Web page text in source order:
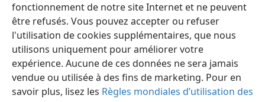
fonctionnement de notre site Internet et ne peuvent
être refusés. Vous pouvez accepter ou refuser
l'utilisation de cookies supplémentaires, que nous
utilisons uniquement pour améliorer votre
expérience. Aucune de ces données ne sera jamais
vendue ou utilisée à des fins de marketing. Pour en
savoir plus, lisez les Règles mondiales d’utilisation des
Français Partager Préférences
Copyright © 2026 Watch Tower Bible and Tract Society of Pennsylvania
Conditions d’utilisation
Règles de confidentialité
Paramètres de confidentialité
JW.ORG Se connecter